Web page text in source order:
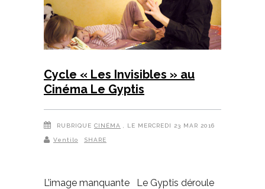
Cycle « Les Invisibles » au
Cinéma Le Gyptis
RUBRIQUE CINÉMA , LE MERCREDI 23 MAR 2016
Ventilo SHARE
L’image manquante Le Gyptis déroule